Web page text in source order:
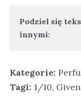
Podziel się
innymi:
Kategorie:
Tagi: 1/10,